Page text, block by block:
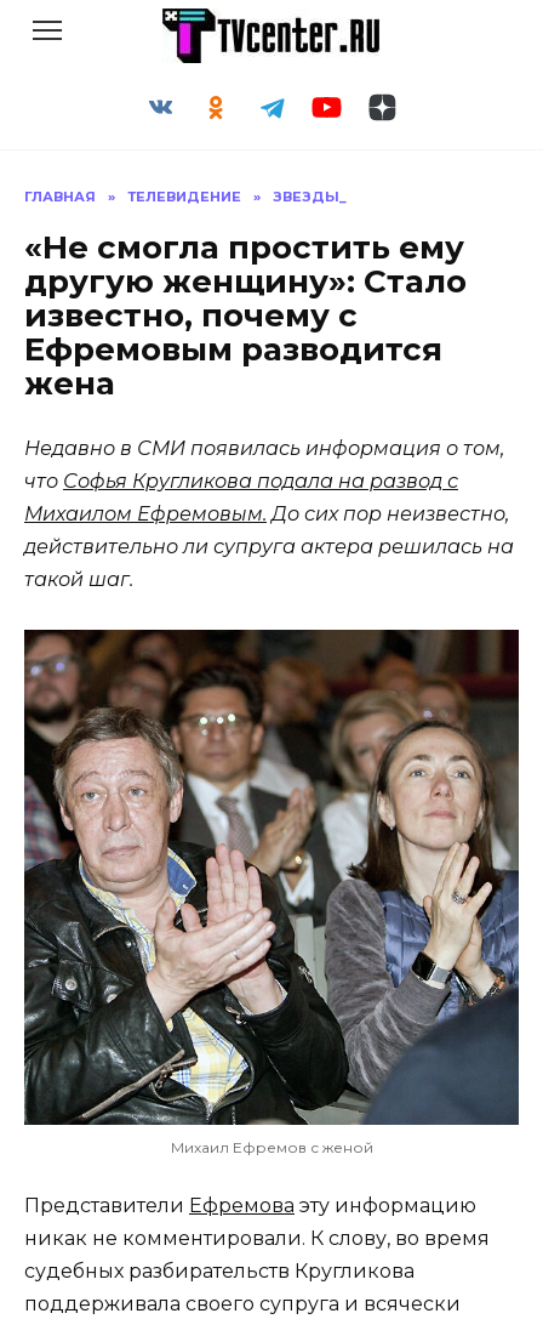
ГЛАВНАЯ » ТЕЛЕВИДЕНИЕ » ЗВЕЗДЫ_
«Не смогла простить ему
другую женщину»: Стало
известно, почему с
Ефремовым разводится
жена
Недавно в СМИ появилась информация о том,
что Софья Кругликова подала на развод с
Михаилом Ефремовым. До сих пор неизвестно,
действительно ли супруга актера решилась на
такой шаг.
Михаил Ефремов с женой
Представители Ефремова эту информацию
никак не комментировали. К слову, во время
судебных разбирательств Кругликова
поддерживала своего супруга и всячески